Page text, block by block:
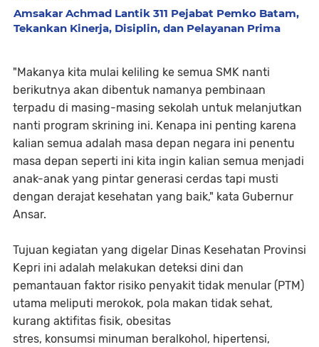
Amsakar Achmad Lantik 311 Pejabat Pemko Batam,
Tekankan Kinerja, Disiplin, dan Pelayanan Prima
"Makanya kita mulai keliling ke semua SMK nanti
berikutnya akan dibentuk namanya pembinaan
terpadu di masing-masing sekolah untuk melanjutkan
nanti program skrining ini. Kenapa ini penting karena
kalian semua adalah masa depan negara ini penentu
masa depan seperti ini kita ingin kalian semua menjadi
anak-anak yang pintar generasi cerdas tapi musti
dengan derajat kesehatan yang baik," kata Gubernur
Ansar.
Tujuan kegiatan yang digelar Dinas Kesehatan Provinsi
Kepri ini adalah melakukan deteksi dini dan
pemantauan faktor risiko penyakit tidak menular (PTM)
utama meliputi merokok, pola makan tidak sehat,
kurang aktifitas fisik, obesitas
stres, konsumsi minuman beralkohol, hipertensi,